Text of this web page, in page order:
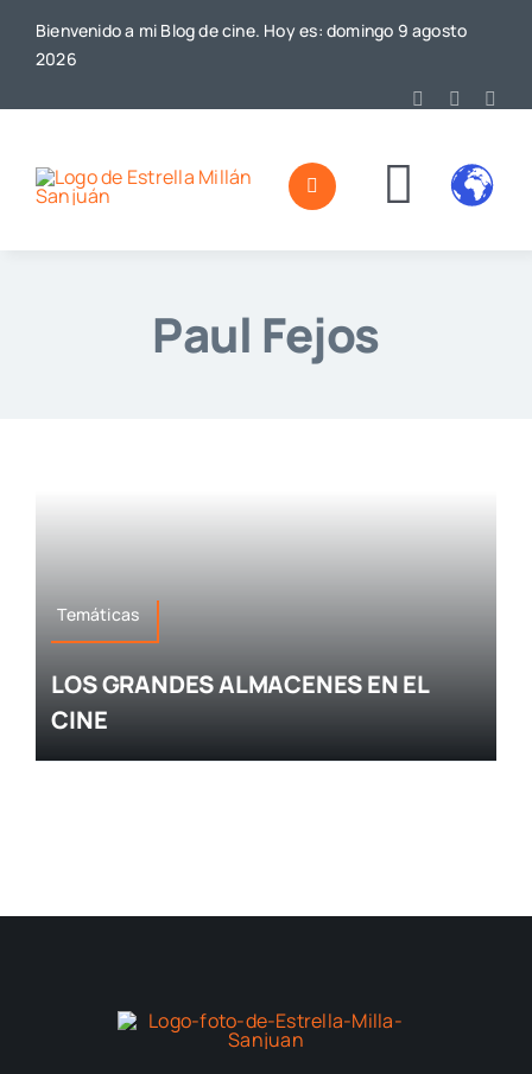
Bienvenido a mi Blog de cine. Hoy es: domingo 9 agosto
2026
Home
Paul Fejos
Temáticas
LOS GRANDES ALMACENES EN EL
CINE